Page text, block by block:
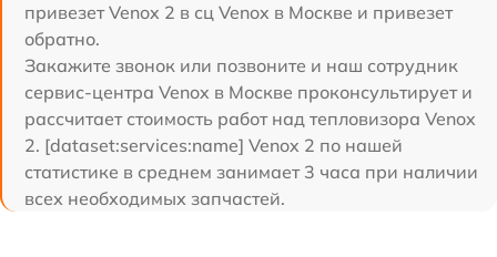
привезет Venox 2 в сц Venox в Москве и привезет
обратно.
Закажите звонок или позвоните и наш сотрудник
сервис-центра Venox в Москве проконсультирует и
рассчитает стоимость работ над тепловизора Venox
2. [dataset:services:name] Venox 2 по нашей
статистике в среднем занимает 3 часа при наличии
всех необходимых запчастей.